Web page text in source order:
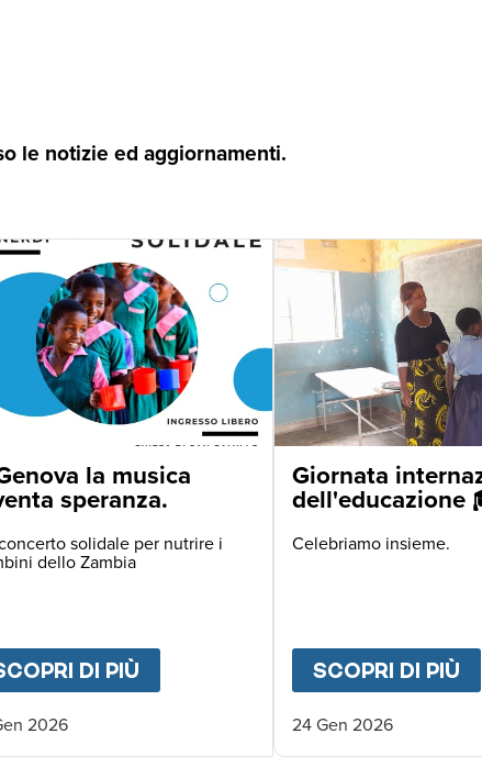
le notizie ed aggiornamenti.
AFRICAla musica
speranza.
solidale per nutrire i
dello Zambia
DI PIÙ A GENOVA LA MUSICA
2026
Giornata
dell'educazione
Celebriamo insieme.
SCOPRI DI PIÙ
24 Gen 2026